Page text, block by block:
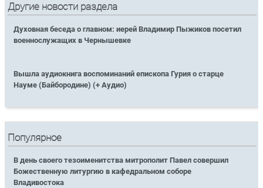
Другие новости раздела
Духовная беседа о главном: иерей Владимир Пыжиков посетил
военнослужащих в Чернышевке
Вышла аудиокнига воспоминаний епископа Гурия о старце
Науме (Байбородине) (+ Аудио)
Популярное
В день своего тезоименитства митрополит Павел совершил
Божественную литургию в кафедральном соборе
Владивостока